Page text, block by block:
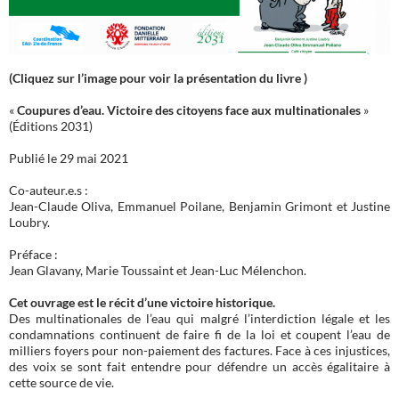
(Cliquez sur l’image pour voir la présentation du livre )
«Coupures d’eau. Victoire des citoyens face aux multinationales »
(Éditions 2031)
Publié le 29 mai 2021
Co-auteur.e.s :
Jean-Claude Oliva, Emmanuel Poilane, Benjamin Grimont et Justine
Loubry.
Préface :
Jean Glavany, Marie Toussaint et Jean-Luc Mélenchon.
Cet ouvrage est le récit d’une victoire historique.
Des multinationales de l’eau qui malgré l’interdiction légale et les
condamnations continuent de faire fi de la loi et coupent l’eau de
milliers foyers pour non-paiement des factures. Face à ces injustices,
des voix se sont fait entendre pour défendre un accès égalitaire à
cette source de vie.